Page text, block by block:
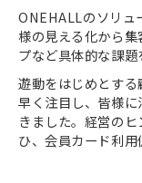
ONEHALLのソリュ
様の見える化から
プなど具体的な課題
遊動をはじめとす
早く注目し、皆様
きました。経営の
ひ、会員カード利用